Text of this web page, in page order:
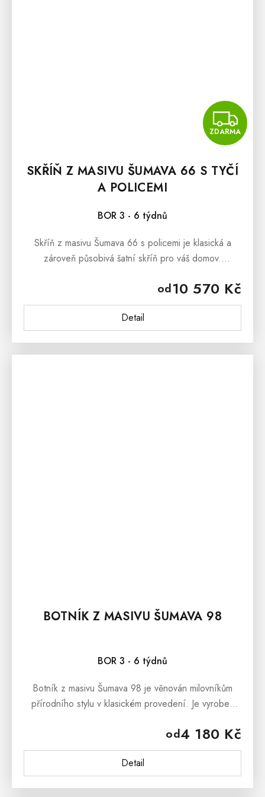
ZDARMA
SKŘÍŇ Z MASIVU ŠUMAVA 66 S TYČÍ
A POLICEMI
BOR 3 - 6 týdnů
od10 570 Kč
Detail
Skříň z masivu Šumava 66 s policemi je klasická a
zároveň působivá šatní skříň pro váš domov.
společně s precizním provedením,...
BOTNÍK Z MASIVU ŠUMAVA 98
BOR 3 - 6 týdnů
od4 180 Kč
Detail
Botník z masivu Šumava 98 je věnován milovníkům
přírodního stylu v klasickém provedení. Je vyroben
domov. Hodí se spíše do...